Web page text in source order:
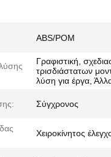
ABS/POM
Γραφιστική,
τρισδιάστατων
λύση για έργα,
Σύγχρονος
Χειροκίνητος